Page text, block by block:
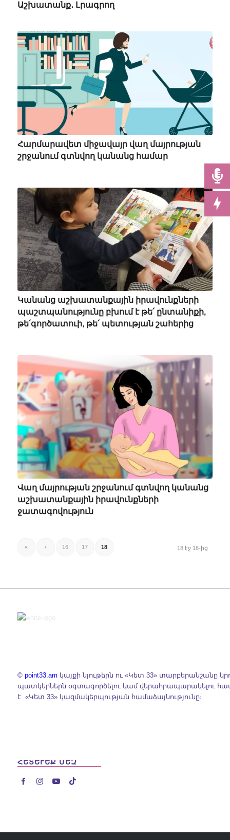
Աշխատանք․ Լրագրող
Հարմարավետ միջավայր վաղ մայրության
շրջանում գտնվող կանանց համար
Կանանց աշխատանքային իրավունքների
պաշտպանությունը բխում է թե՛ ընտանիքի,
թե՛գործատուի, թե՛ պետության շահերից
Վաղ մայրության շրջանում գտնվող կանանց
աշխատանքային իրավունքների
ջատագովություն
18 էջ 18-ից
« ‹ 16 17 18
© point33.am կայքի նյութերն ու «Կետ 33» տարբերանշանը
պատկերներն օգտագործելու կամ վերահրապարակելու
է «Կետ 33» կազմակերպության համաձայնությունը։
ՀԵՏԵՒԵՔ ՄԵԶ
   